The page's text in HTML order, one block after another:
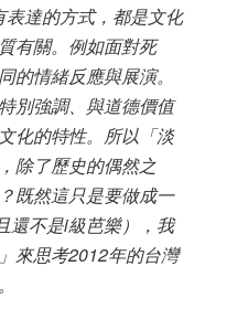
達的方式，都是文化
有關。例如面對死
的情緒反應與展演。
別強調、與道德價值
化的特性。所以「淡
除了歷史的偶然之
既然這只是要做成一
還不是i級芭樂），我
來思考2012年的台灣